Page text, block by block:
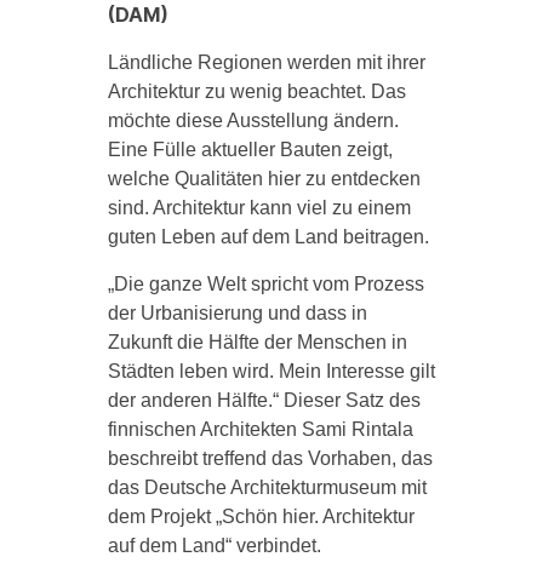
(DAM)
Ländliche Regionen werden mit ihrer
Architektur zu wenig beachtet. Das
möchte diese Ausstellung ändern.
Eine Fülle aktueller Bauten zeigt,
welche Qualitäten hier zu entdecken
sind. Architektur kann viel zu einem
guten Leben auf dem Land beitragen.
„Die ganze Welt spricht vom Prozess
der Urbanisierung und dass in
Zukunft die Hälfte der Menschen in
Städten leben wird. Mein Interesse gilt
der anderen Hälfte.“ Dieser Satz des
finnischen Architekten Sami Rintala
beschreibt treffend das Vorhaben, das
das Deutsche Architekturmuseum mit
dem Projekt „Schön hier. Architektur
auf dem Land“ verbindet.